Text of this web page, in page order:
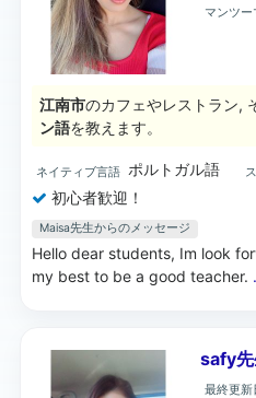
マンツ
江南市のカフェやレストラン,
ン語を教えます。
ネイティブ言語 ポルトガル語
初心者歓迎！
Maisa先生からのメッセージ
Hello dear students, Im look
my best to be a good teacher.
safy
最終更新